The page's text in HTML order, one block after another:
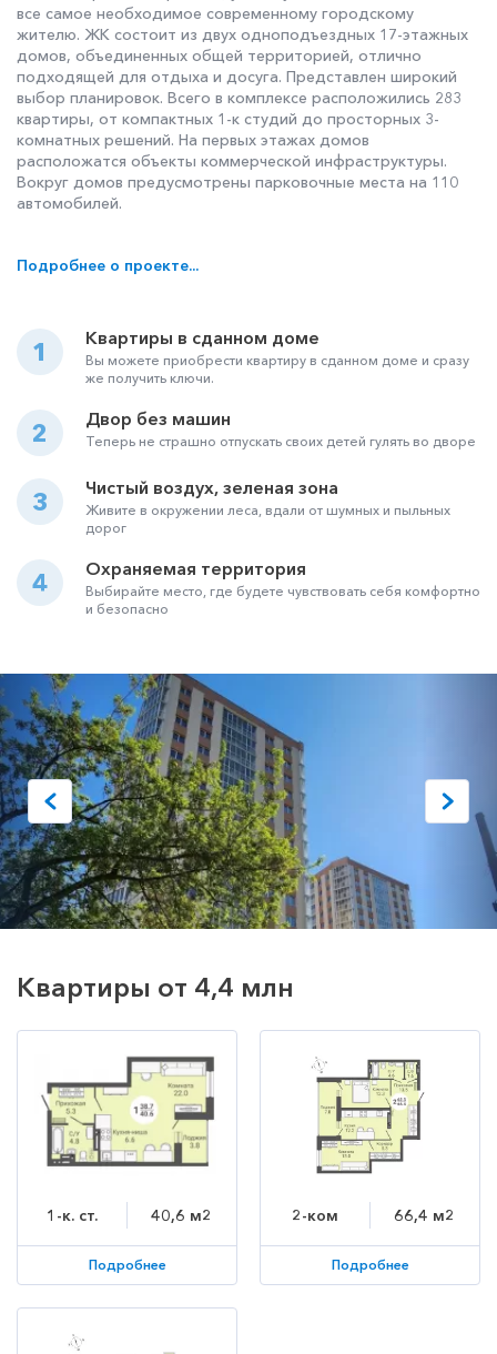
все самое необходимое современному городскому
жителю. ЖК состоит из двух одноподъездных 17-этажных
домов, объединенных общей территорией, отлично
подходящей для отдыха и досуга. Представлен широкий
выбор планировок. Всего в комплексе расположились 283
квартиры, от компактных 1-к студий до просторных 3-
комнатных решений. На первых этажах домов
расположатся объекты коммерческой инфраструктуры.
Вокруг домов предусмотрены парковочные места на 110
автомобилей.
Подробнее о проекте...
1 Квартиры в сданном доме
Вы можете приобрести квартиру в сданном доме и сразу
же получить ключи.
2 Двор без машин
Теперь не страшно отпускать своих детей гулять во дворе
3 Чистый воздух, зеленая зона
Живите в окружении леса, вдали от шумных и пыльных
дорог
4 Охраняемая территория
Выбирайте место, где будете чувствовать себя комфортно
и безопасно
Квартиры от 4,4 млн
1-к. ст. 40,6 м2
Подробнее
2-ком 66,4 м2
Подробнее